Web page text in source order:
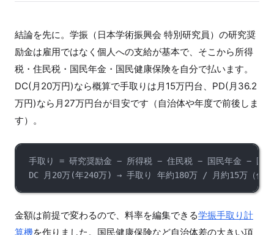
結論を先に。学振（日本学術振興会 特別研究員）の研究奨
励金は雇用ではなく個人への支給が基本で、そこから所得
税・住民税・国民年金・国民健康保険を自分で払います。
DC(月20万円)なら概算で手取りは月15万円台、PD(月36.2
万円)なら月27万円台が目安です（自治体や年度で前後しま
す）。
手取り = 研究奨励金 − 所得税 − 住民税 − 国民年金 − 国民
DC 月20万(年240万) → 手取り 年約180万 / 月約15万（住民
金額は前提で変わるので、料率を編集できる学振手取り計
算機を作りました。国民健康保険など自治体差の大きい項